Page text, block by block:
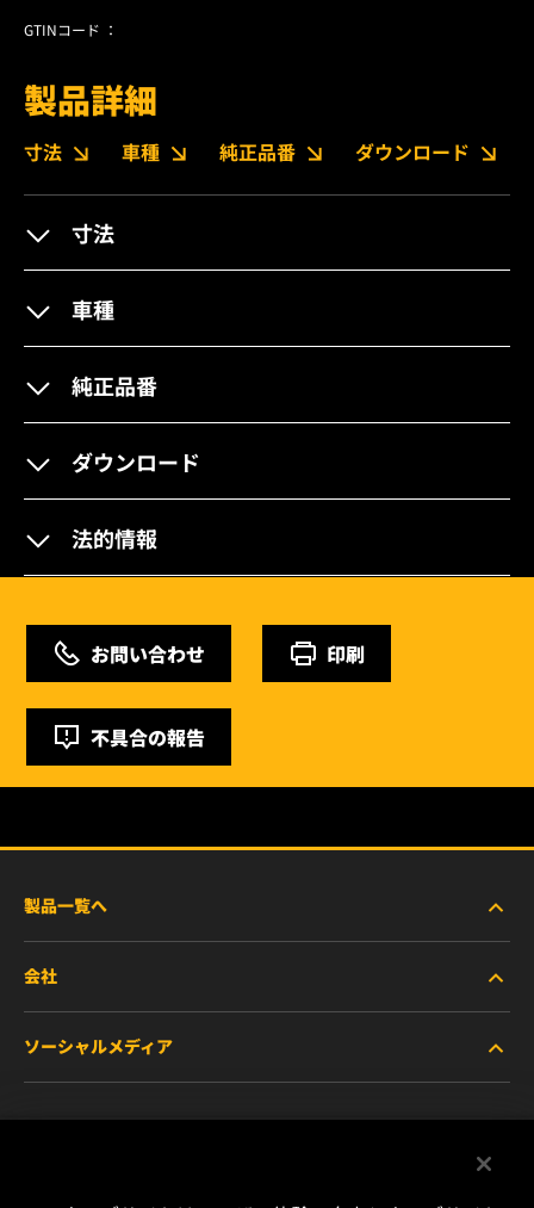
GTINコード ：
製品詳細
寸法 車種 純正品番 ダウンロード
寸法
車種
純正品番
ダウンロード
法的情報
お問い合わせ 印刷
不具合の報告
製品一覧へ
商用車および建機・農機・産業用途車両
乗用車および小型トラック
特殊用途向けフィルター
会社
WIXについて
リソース
ソーシャルメディア